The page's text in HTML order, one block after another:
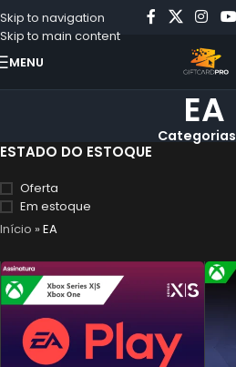
Skip to navigation
Skip to main content
MENU
EA
Categorias
ESTADO DO ESTOQUE
Oferta
Em estoque
Início »EA